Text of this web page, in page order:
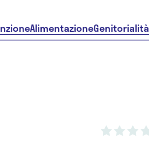
AlimentazioneGenitorialità